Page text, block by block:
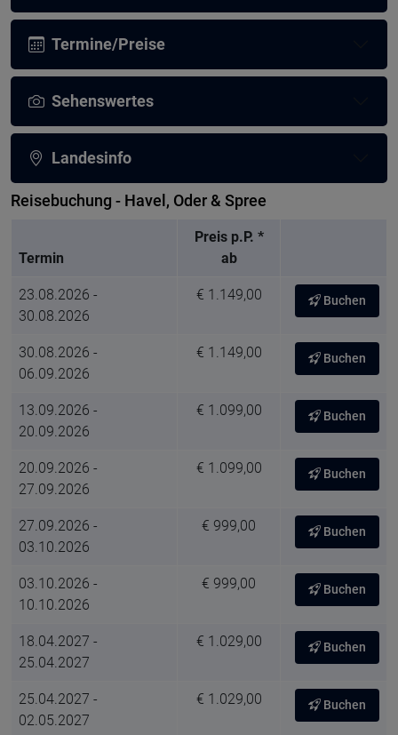
Termine/Preise
Sehenswertes
Landesinfo
Reisebuchung - Havel, Oder & Spree
Termin
Preis p.P. *
ab
23.08.2026 -
30.08.2026
€ 1.149,00 Buchen
30.08.2026 -
06.09.2026
€ 1.149,00 Buchen
13.09.2026 -
20.09.2026
€ 1.099,00 Buchen
20.09.2026 -
27.09.2026
€ 1.099,00 Buchen
27.09.2026 -
03.10.2026
€ 999,00 Buchen
03.10.2026 -
10.10.2026
€ 999,00 Buchen
18.04.2027 -
25.04.2027
€ 1.029,00 Buchen
25.04.2027 -
02.05.2027
€ 1.029,00 Buchen